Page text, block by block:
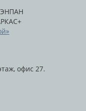
офис 27.